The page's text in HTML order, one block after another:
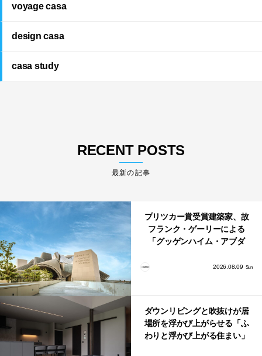
voyage casa
design casa
casa study
RECENT POSTS
最新の記事
プリツカー賞受賞建築家、故
フランク・ゲーリーによる
「グッゲンハイム・アブダ
2026.08.09 Sun
ダウンリビングと吹抜けが居
場所を浮かび上がらせる「ふ
わりと浮かび上がる住まい」